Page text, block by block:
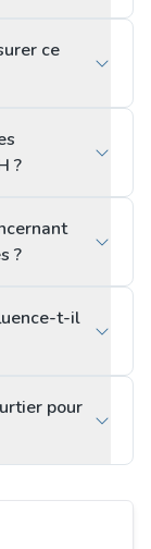
ce
?
?
t-il
pour